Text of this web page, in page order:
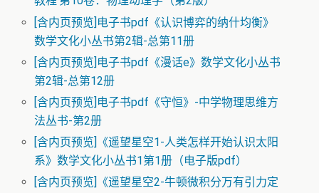
[含内页预览]电子书pdf《认识博弈的纳什均衡》
数学文化小丛书第2辑-总第11册
[含内页预览]电子书pdf《漫话e》数学文化小丛书
第2辑-总第12册
[含内页预览]电子书pdf《守恒》-中学物理思维方
法丛书-第2册
[含内页预览]《遥望星空1-人类怎样开始认识太阳
系》数学文化小丛书1第1册（电子版pdf）
[含内页预览]《遥望星空2-牛顿微积分万有引力定